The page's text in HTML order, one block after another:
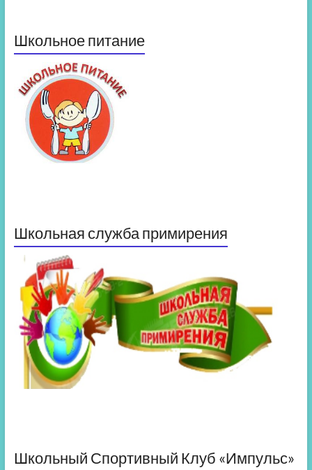
Школьное питание
Школьная служба примирения
Школьный Спортивный Клуб «Импульс»